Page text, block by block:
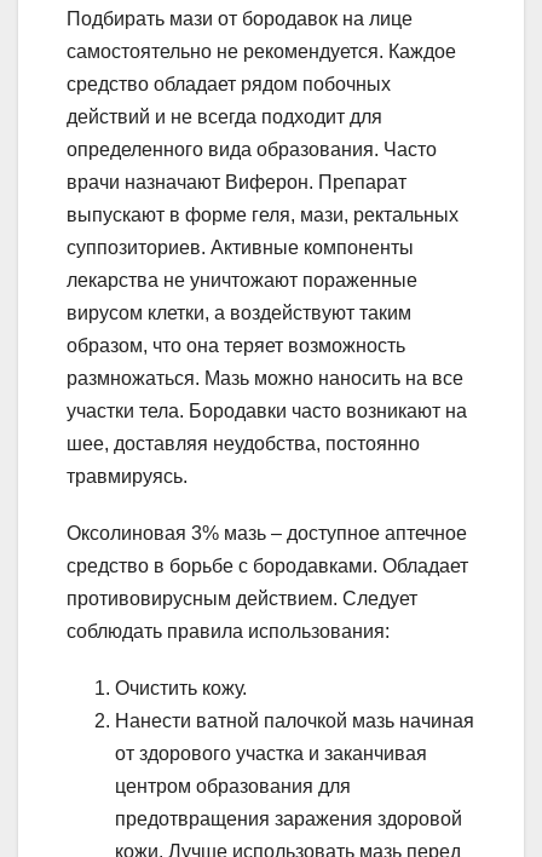
Подбирать мази от бородавок на лице
самостоятельно не рекомендуется. Каждое
средство обладает рядом побочных
действий и не всегда подходит для
определенного вида образования. Часто
врачи назначают Виферон. Препарат
выпускают в форме геля, мази, ректальных
суппозиториев. Активные компоненты
лекарства не уничтожают пораженные
вирусом клетки, а воздействуют таким
образом, что она теряет возможность
размножаться. Мазь можно наносить на все
участки тела. Бородавки часто возникают на
шее, доставляя неудобства, постоянно
травмируясь.
Оксолиновая 3% мазь – доступное аптечное
средство в борьбе с бородавками. Обладает
противовирусным действием. Следует
соблюдать правила использования:
Очистить кожу.
Нанести ватной палочкой мазь начиная
от здорового участка и заканчивая
центром образования для
предотвращения заражения здоровой
кожи. Лучше использовать мазь перед